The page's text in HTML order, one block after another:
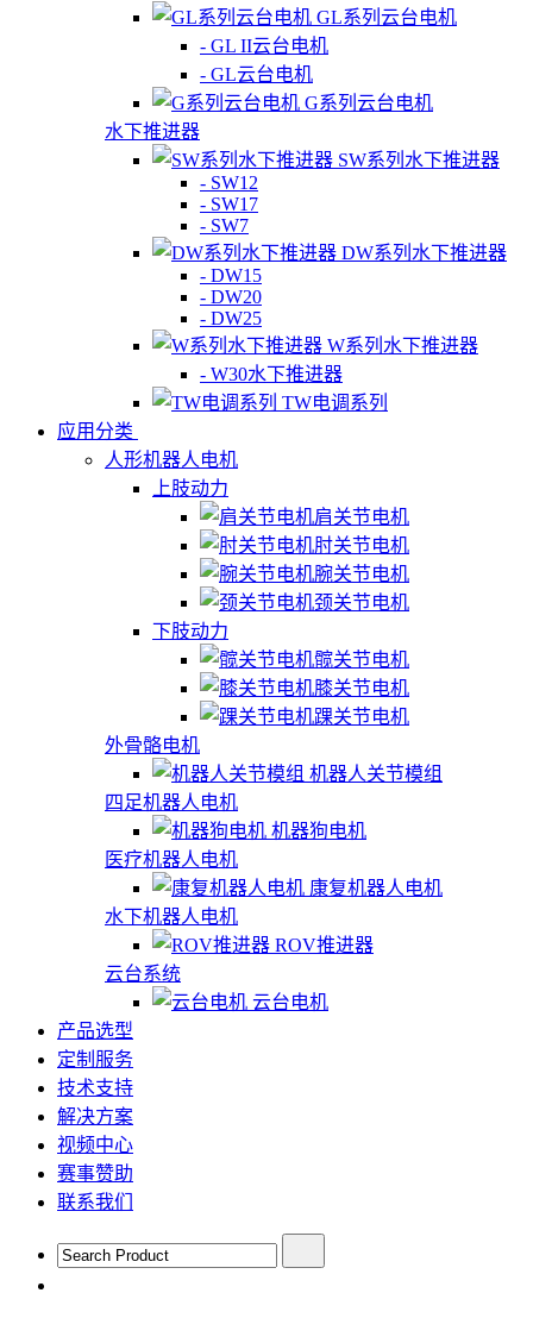
GL系列云台电机
- GL II云台电机
- GL云台电机
G系列云台电机
水下推进器
SW系列水下推进器
- SW12
- SW17
- SW7
DW系列水下推进器
- DW15
- DW20
- DW25
W系列水下推进器
- W30水下推进器
TW电调系列
应用分类
人形机器人电机
上肢动力
肩关节电机
肘关节电机
腕关节电机
颈关节电机
下肢动力
髋关节电机
膝关节电机
踝关节电机
外骨骼电机
机器人关节模组
四足机器人电机
机器狗电机
医疗机器人电机
康复机器人电机
水下机器人电机
ROV推进器
云台系统
云台电机
产品选型
定制服务
技术支持
解决方案
视频中心
赛事赞助
联系我们